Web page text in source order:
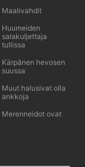
Maalivahdit
Huumeiden
salakuljettaja
tullissa
Kärpänen hevosen
suussa
Muut halusivat olla
ankkoja
Merenneidot ovat